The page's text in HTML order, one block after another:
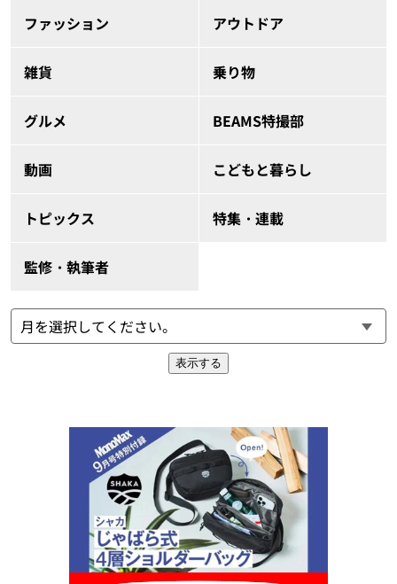
ファッション アウトドア
雑貨 乗り物
グルメ BEAMS特撮部
動画 こどもと暮らし
トピックス 特集・連載
監修・執筆者
表示する